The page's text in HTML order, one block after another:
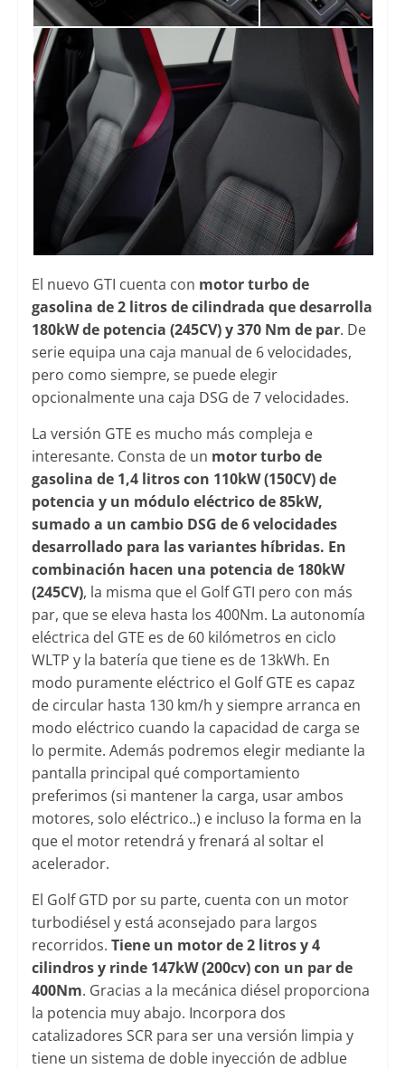
El nuevo GTI cuenta con motor turbo de
gasolina de 2 litros de cilindrada que desarrolla
180kW de potencia (245CV) y 370 Nm de par. De
serie equipa una caja manual de 6 velocidades,
pero como siempre, se puede elegir
opcionalmente una caja DSG de 7 velocidades.
La versión GTE es mucho más compleja e
interesante. Consta de un motor turbo de
gasolina de 1,4 litros con 110kW (150CV) de
potencia y un módulo eléctrico de 85kW,
sumado a un cambio DSG de 6 velocidades
desarrollado para las variantes híbridas. En
combinación hacen una potencia de 180kW
(245CV), la misma que el Golf GTI pero con más
par, que se eleva hasta los 400Nm. La autonomía
eléctrica del GTE es de 60 kilómetros en ciclo
WLTP y la batería que tiene es de 13kWh. En
modo puramente eléctrico el Golf GTE es capaz
de circular hasta 130 km/h y siempre arranca en
modo eléctrico cuando la capacidad de carga se
lo permite. Además podremos elegir mediante la
pantalla principal qué comportamiento
preferimos (si mantener la carga, usar ambos
motores, solo eléctrico..) e incluso la forma en la
que el motor retendrá y frenará al soltar el
acelerador.
El Golf GTD por su parte, cuenta con un motor
turbodiésel y está aconsejado para largos
recorridos. Tiene un motor de 2 litros y 4
cilindros y rinde 147kW (200cv) con un par de
400Nm. Gracias a la mecánica diésel proporciona
la potencia muy abajo. Incorpora dos
catalizadores SCR para ser una versión limpia y
tiene un sistema de doble inyección de adblue